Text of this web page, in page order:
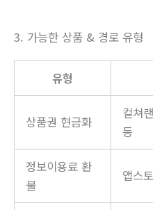
3. 가능한 상품 & 경로 유형
유형
상품권 현금화
컬쳐
등
정보이용료 환
불
앱스